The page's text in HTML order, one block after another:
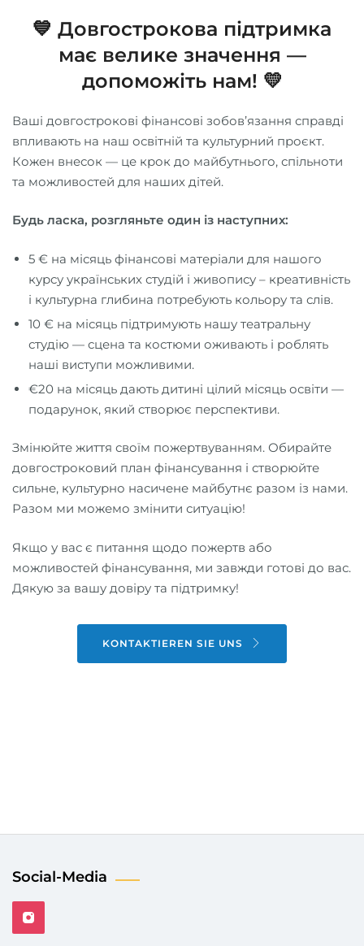
💙 Довгострокова підтримка
має велике значення —
допоможіть нам! 💛
Ваші довгострокові фінансові зобов’язання справді
впливають на наш освітній та культурний проєкт.
Кожен внесок — це крок до майбутнього, спільноти
та можливостей для наших дітей.
Будь ласка, розгляньте один із наступних:
5 € на місяць фінансові матеріали для нашого
курсу українських студій і живопису – креативність
і культурна глибина потребують кольору та слів.
10 € на місяць підтримують нашу театральну
студію — сцена та костюми оживають і роблять
наші виступи можливими.
€20 на місяць дають дитині цілий місяць освіти —
подарунок, який створює перспективи.
Змінюйте життя своїм пожертвуванням. Обирайте
довгостроковий план фінансування і створюйте
сильне, культурно насичене майбутнє разом із нами.
Разом ми можемо змінити ситуацію!
Якщо у вас є питання щодо пожертв або
можливостей фінансування, ми завжди готові до вас.
Дякую за вашу довіру та підтримку!
KONTAKTIEREN SIE UNS
Social-Media